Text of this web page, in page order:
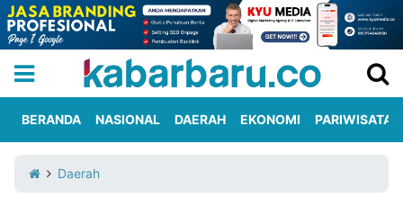
Iklan
Berita
Kami
BERANDA NASIONAL DAERAH EKONOMI PARIWISATA
Daerah